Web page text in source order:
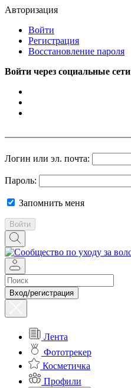
Авторизация
Войти
Регистрация
Восстановление пароля
Войти через социальные сети
Логин или эл. почта:
Пароль:
Запомнить меня
Войти
Вход/регистрация
Лента
Фототрекер
Косметичка
Профили